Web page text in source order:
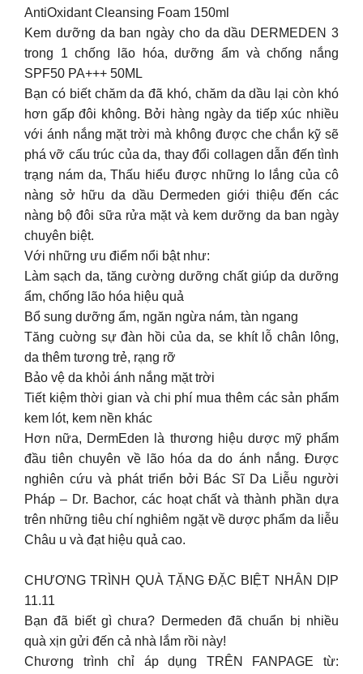
AntiOxidant Cleansing Foam 150ml
Kem dưỡng da ban ngày cho da dầu DERMEDEN 3
trong 1 chống lão hóa, dưỡng ẩm và chống nắng
SPF50 PA+++ 50ML
Bạn có biết chăm da đã khó, chăm da dầu lại còn khó
hơn gấp đôi không. Bởi hàng ngày da tiếp xúc nhiều
với ánh nắng mặt trời mà không được che chắn kỹ sẽ
phá vỡ cấu trúc của da, thay đổi collagen dẫn đến tình
trạng nám da, Thấu hiểu được những lo lắng của cô
nàng sở hữu da dầu Dermeden giới thiệu đến các
nàng bộ đôi sữa rửa mặt và kem dưỡng da ban ngày
chuyên biệt.
Với những ưu điểm nổi bật như:
Làm sạch da, tăng cường dưỡng chất giúp da dưỡng
ẩm, chống lão hóa hiệu quả
Bổ sung dưỡng ẩm, ngăn ngừa nám, tàn ngang
Tăng cuờng sự đàn hồi của da, se khít lỗ chân lông,
da thêm tương trẻ, rạng rỡ
Bảo vệ da khỏi ánh nắng mặt trời
Tiết kiệm thời gian và chi phí mua thêm các sản phẩm
kem lót, kem nền khác
Hơn nữa, DermEden là thương hiệu dược mỹ phẩm
đầu tiên chuyên về lão hóa da do ánh nắng. Được
nghiên cứu và phát triển bởi Bác Sĩ Da Liễu người
Pháp – Dr. Bachor, các hoạt chất và thành phần dựa
trên những tiêu chí nghiêm ngặt về dược phẩm da liễu
Châu u và đạt hiệu quả cao.
CHƯƠNG TRÌNH QUÀ TẶNG ĐẶC BIỆT NHÂN DỊP
11.11
Bạn đã biết gì chưa? Dermeden đã chuẩn bị nhiều
quà xịn gửi đến cả nhà lắm rồi này!
Chương trình chỉ áp dụng TRÊN FANPAGE từ: